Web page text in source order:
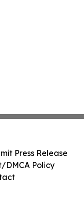
Press Release
DMCA Policy